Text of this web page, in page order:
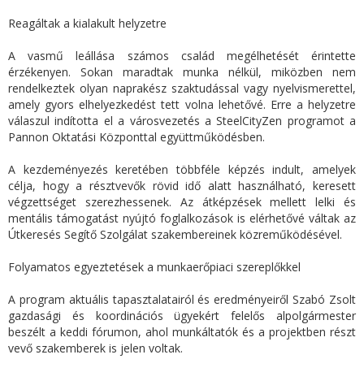
Reagáltak a kialakult helyzetre
A vasmű leállása számos család megélhetését érintette
érzékenyen. Sokan maradtak munka nélkül, miközben nem
rendelkeztek olyan naprakész szaktudással vagy nyelvismerettel,
amely gyors elhelyezkedést tett volna lehetővé. Erre a helyzetre
válaszul indította el a városvezetés a SteelCityZen programot a
Pannon Oktatási Központtal együttműködésben.
A kezdeményezés keretében többféle képzés indult, amelyek
célja, hogy a résztvevők rövid idő alatt használható, keresett
végzettséget szerezhessenek. Az átképzések mellett lelki és
mentális támogatást nyújtó foglalkozások is elérhetővé váltak az
Útkeresés Segítő Szolgálat szakembereinek közreműködésével.
Folyamatos egyeztetések a munkaerőpiaci szereplőkkel
A program aktuális tapasztalatairól és eredményeiről Szabó Zsolt
gazdasági és koordinációs ügyekért felelős alpolgármester
beszélt a keddi fórumon, ahol munkáltatók és a projektben részt
vevő szakemberek is jelen voltak.